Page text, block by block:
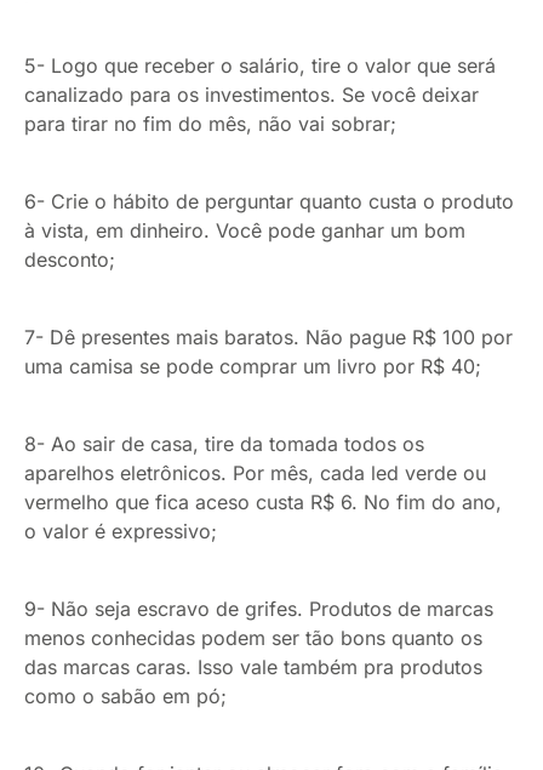
5- Logo que receber o salário, tire o valor que será
canalizado para os investimentos. Se você deixar
para tirar no fim do mês, não vai sobrar;
6- Crie o hábito de perguntar quanto custa o produto
à vista, em dinheiro. Você pode ganhar um bom
desconto;
7- Dê presentes mais baratos. Não pague R$ 100 por
uma camisa se pode comprar um livro por R$ 40;
8- Ao sair de casa, tire da tomada todos os
aparelhos eletrônicos. Por mês, cada led verde ou
vermelho que fica aceso custa R$ 6. No fim do ano,
o valor é expressivo;
9- Não seja escravo de grifes. Produtos de marcas
menos conhecidas podem ser tão bons quanto os
das marcas caras. Isso vale também pra produtos
como o sabão em pó;